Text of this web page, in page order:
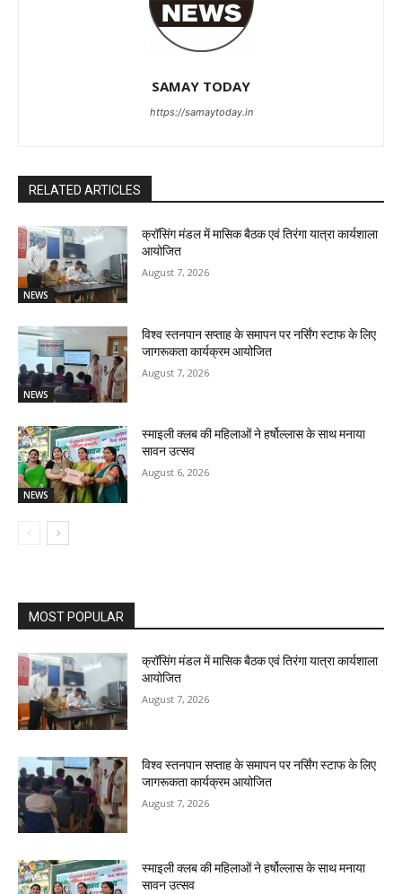
SAMAY TODAY
https://samaytoday.in
RELATED ARTICLES
NEWS
क्रॉसिंग मंडल में मासिक बैठक एवं तिरंगा यात्रा कार्यशाला
आयोजित
August 7, 2026
NEWS
विश्व स्तनपान सप्ताह के समापन पर नर्सिंग स्टाफ के लिए
जागरूकता कार्यक्रम आयोजित
August 7, 2026
NEWS
स्माइली क्लब की महिलाओं ने हर्षोल्लास के साथ मनाया
सावन उत्सव
August 6, 2026
MOST POPULAR
क्रॉसिंग मंडल में मासिक बैठक एवं तिरंगा यात्रा कार्यशाला
आयोजित
August 7, 2026
विश्व स्तनपान सप्ताह के समापन पर नर्सिंग स्टाफ के लिए
जागरूकता कार्यक्रम आयोजित
August 7, 2026
स्माइली क्लब की महिलाओं ने हर्षोल्लास के साथ मनाया
सावन उत्सव